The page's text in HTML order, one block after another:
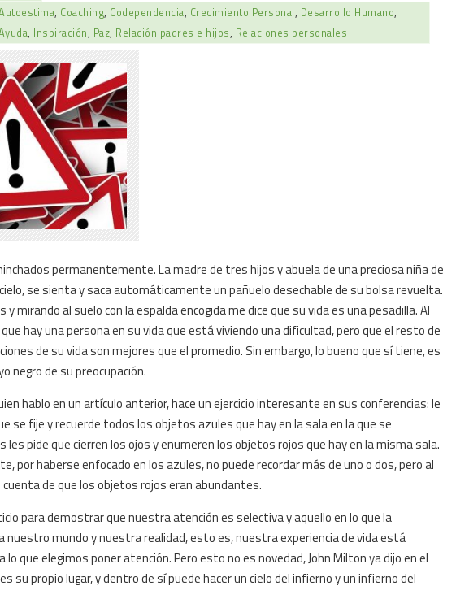
, Coaching, Codependencia, Crecimiento Personal, Desarrollo Humano,
, Inspiración, Paz, Relación padres e hijos, Relaciones personales
permanentemente. La madre de tres hijos y abuela de una preciosa niña de
se sienta y saca automáticamente un pañuelo desechable de su bolsa revuelta.
y mirando al suelo con la espalda encogida me dice que su vida es una pesadilla. Al
hay una persona en su vida que está viviendo una dificultad, pero que el resto de
de su vida son mejores que el promedio. Sin embargo, lo bueno que sí tiene, es
negro de su preocupación.
hablo en un artículo anterior, hace un ejercicio interesante en sus conferencias: le
se fije y recuerde todos los objetos azules que hay en la sala en la que se
les pide que cierren los ojos y enumeren los objetos rojos que hay en la misma sala.
por haberse enfocado en los azules, no puede recordar más de uno o dos, pero al
cuenta de que los objetos rojos eran abundantes.
para demostrar que nuestra atención es selectiva y aquello en lo que la
nuestro mundo y nuestra realidad, esto es, nuestra experiencia de vida está
lo que elegimos poner atención. Pero esto no es novedad, John Milton ya dijo en el
su propio lugar, y dentro de sí puede hacer un cielo del infierno y un infierno del